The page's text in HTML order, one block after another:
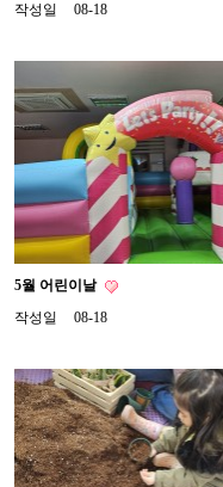
작성일
08-18
5월 어린이날
작성일
08-18